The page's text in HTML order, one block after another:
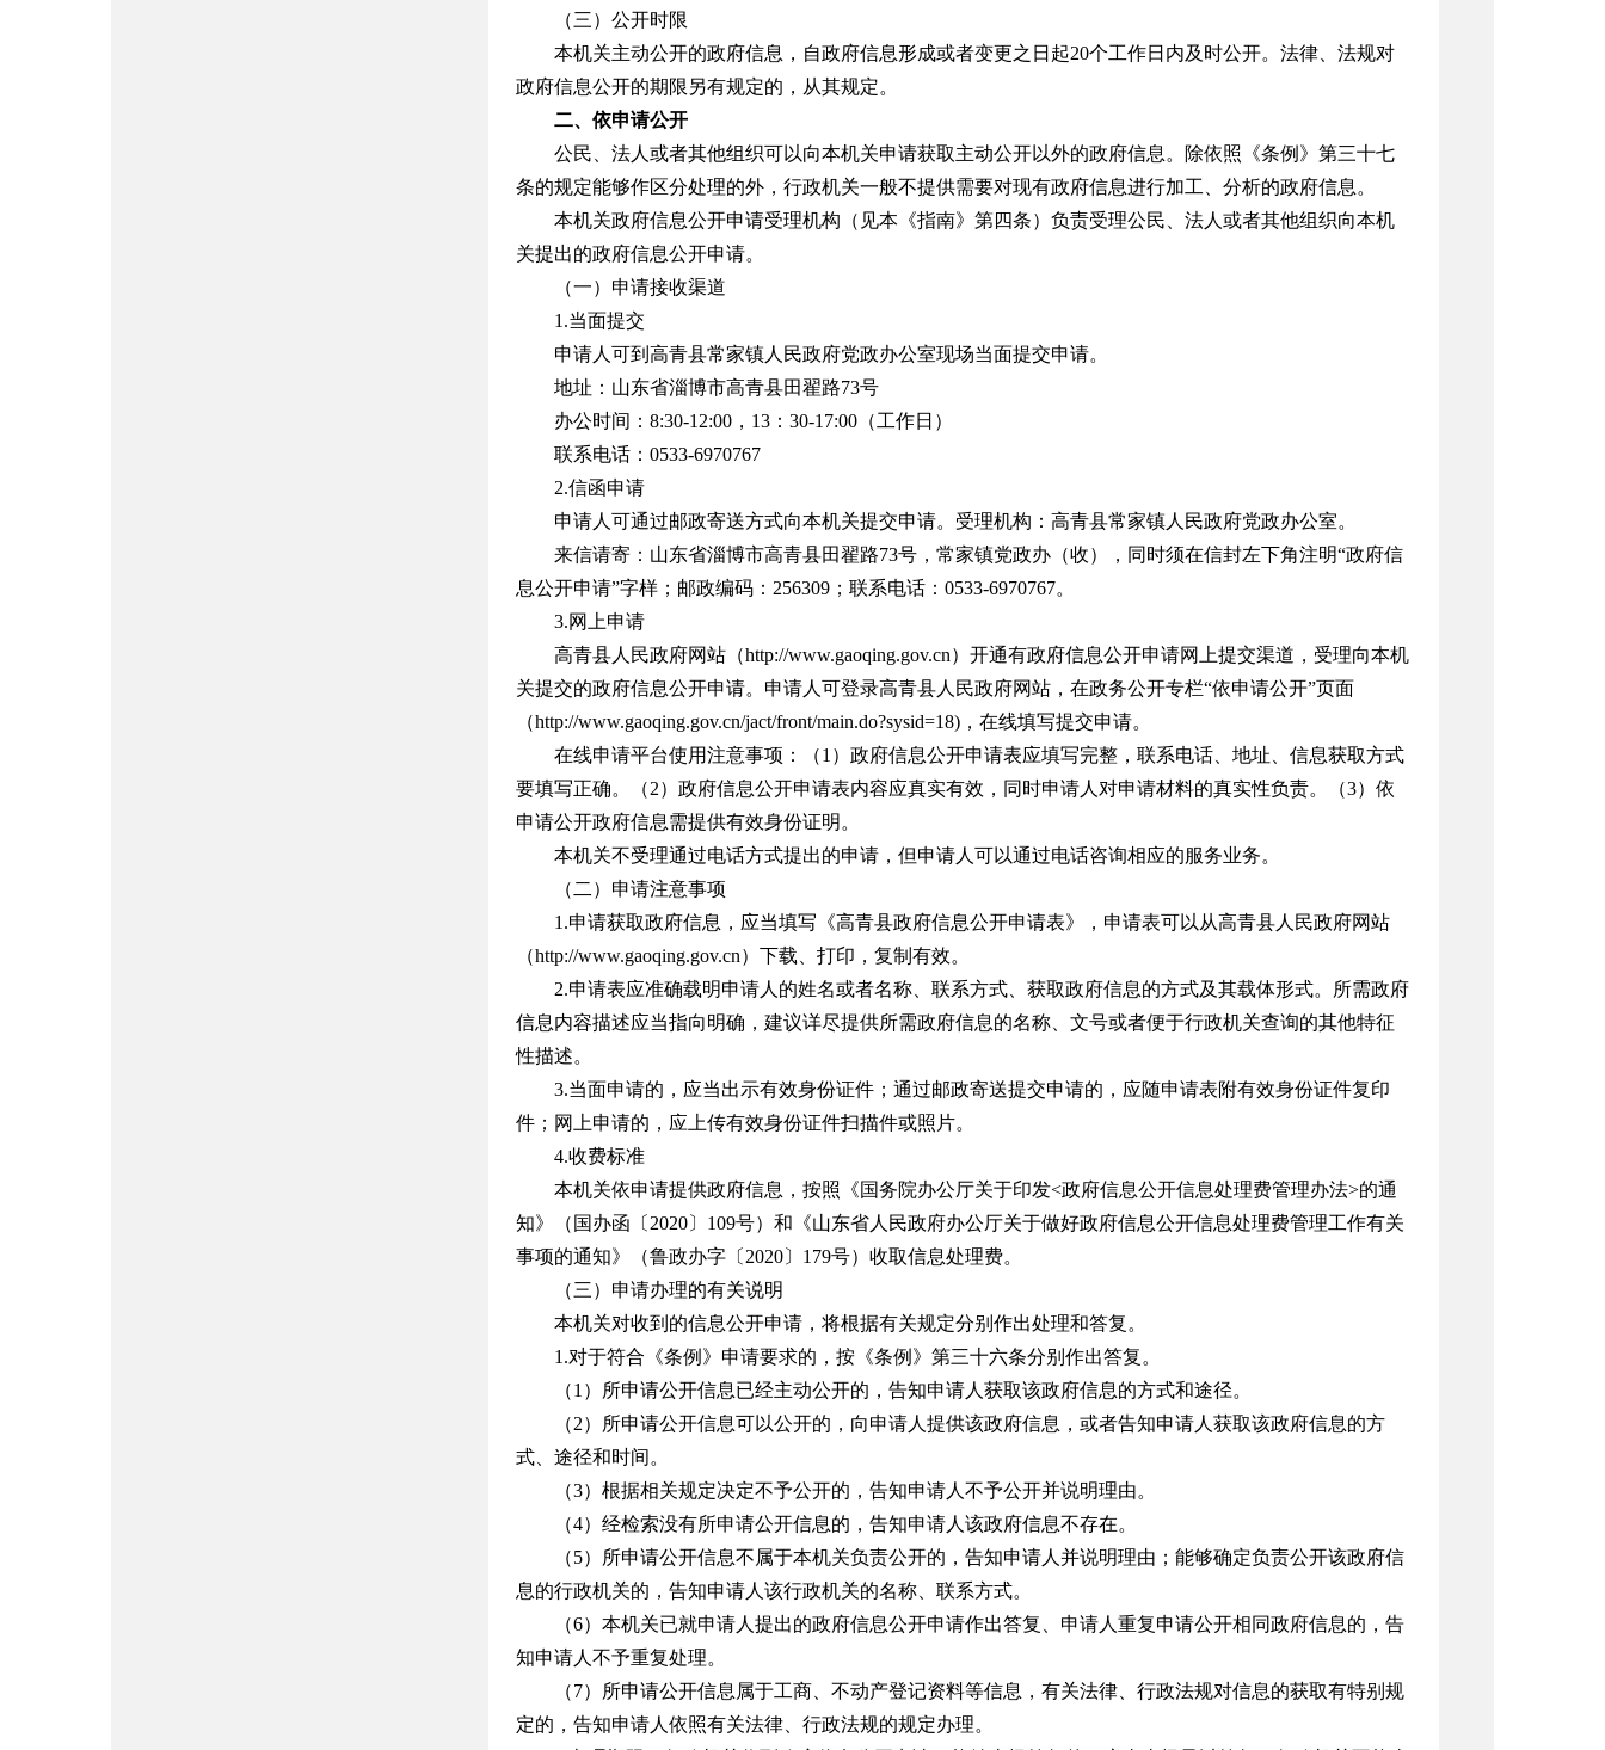
（三）公开时限
本机关主动公开的政府信息，自政府信息形成或者变更之日起20个工作日内及时公开。法律、法规对
政府信息公开的期限另有规定的，从其规定。
二、依申请公开
公民、法人或者其他组织可以向本机关申请获取主动公开以外的政府信息。除依照《条例》第三十七
条的规定能够作区分处理的外，行政机关一般不提供需要对现有政府信息进行加工、分析的政府信息。
本机关政府信息公开申请受理机构（见本《指南》第四条）负责受理公民、法人或者其他组织向本机
关提出的政府信息公开申请。
（一）申请接收渠道
1.当面提交
申请人可到高青县常家镇人民政府党政办公室现场当面提交申请。
地址：山东省淄博市高青县田翟路73号
办公时间： 8:30-12:00， 13： 30-17:00（工作日）
联系电话： 0533-6970767
2.信函申请
申请人可通过邮政寄送方式向本机关提交申请。受理机构：高青县常家镇人民政府党政办公室。
来信请寄：山东省淄博市高青县田翟路73号，常家镇党政办（收），同时须在信封左下角注明“政府信
息公开申请”字样；邮政编码： 256309；联系电话： 0533-6970767。
3.网上申请
高青县人民政府网站（http://www.gaoqing.gov.cn）开通有政府信息公开申请网上提交渠道，受理向本机
关提交的政府信息公开申请。申请人可登录高青县人民政府网站，在政务公开专栏“依申请公开”页面
（http://www.gaoqing.gov.cn/jact/front/main.do?sysid=18)，在线填写提交申请。
在线申请平台使用注意事项：（1 ）政府信息公开申请表应填写完整，联系电话、地址、信息获取方式
要填写正确。（2）政府信息公开申请表内容应真实有效，同时申请人对申请材料的真实性负责。（3）依
申请公开政府信息需提供有效身份证明。
本机关不受理通过电话方式提出的申请，但申请人可以通过电话咨询相应的服务业务。
（二）申请注意事项
1.申请获取政府信息，应当填写《高青县政府信息公开申请表》，申请表可以从高青县人民政府网站
（http://www.gaoqing.gov.cn）下载、打印，复制有效。
2.申请表应准确载明申请人的姓名或者名称、联系方式、获取政府信息的方式及其载体形式。所需政府
信息内容描述应当指向明确，建议详尽提供所需政府信息的名称、文号或者便于行政机关查询的其他特征
性描述。
3.当面申请的，应当出示有效身份证件；通过邮政寄送提交申请的，应随申请表附有效身份证件复印
件；网上申请的，应上传有效身份证件扫描件或照片。
4.收费标准
本机关依申请提供政府信息，按照《国务院办公厅关于印发<政府信息公开信息处理费管理办法>的通
知》（国办函〔 2020〕 109号）和《山东省人民政府办公厅关于做好政府信息公开信息处理费管理工作有关
事项的通知》（鲁政办字〔 2020〕 179号）收取信息处理费。
（三）申请办理的有关说明
本机关对收到的信息公开申请，将根据有关规定分别作出处理和答复。
1.对于符合《条例》申请要求的，按《条例》第三十六条分别作出答复。
（1 ）所申请公开信息已经主动公开的，告知申请人获取该政府信息的方式和途径。
（2）所申请公开信息可以公开的，向申请人提供该政府信息，或者告知申请人获取该政府信息的方
式、途径和时间。
（3）根据相关规定决定不予公开的，告知申请人不予公开并说明理由。
（4）经检索没有所申请公开信息的，告知申请人该政府信息不存在。
（5）所申请公开信息不属于本机关负责公开的，告知申请人并说明理由；能够确定负责公开该政府信
息的行政机关的，告知申请人该行政机关的名称、联系方式。
（6）本机关已就申请人提出的政府信息公开申请作出答复、申请人重复申请公开相同政府信息的，告
知申请人不予重复处理。
（7）所申请公开信息属于工商、不动产登记资料等信息，有关法律、行政法规对信息的获取有特别规
定的，告知申请人依照有关法律、行政法规的规定办理。